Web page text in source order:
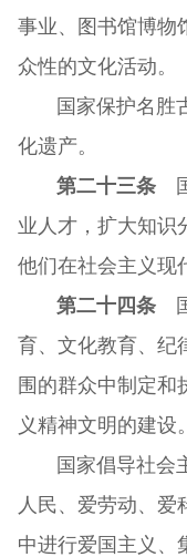
事业、图书馆博物
众性的文化活动。
国家保护名胜古
化遗产。
第二十三条国
业人才，扩大知识
他们在社会主义现
第二十四条国
育、文化教育、纪
围的群众中制定和
义精神文明的建设。
国家倡导社会主
人民、爱劳动、爱
中进行爱国主义、